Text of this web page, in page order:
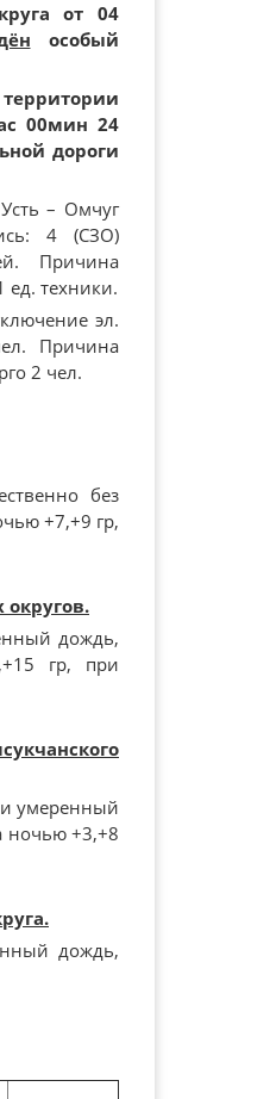
от 04
особый
00мин 24
дороги
– Омчуг
4 (СЗО)
Причина
ед. техники.
эл.
Причина
2 чел.
без
+7,+9 гр,
дождь,
гр, при
умеренный
ночью +3,+8
дождь,